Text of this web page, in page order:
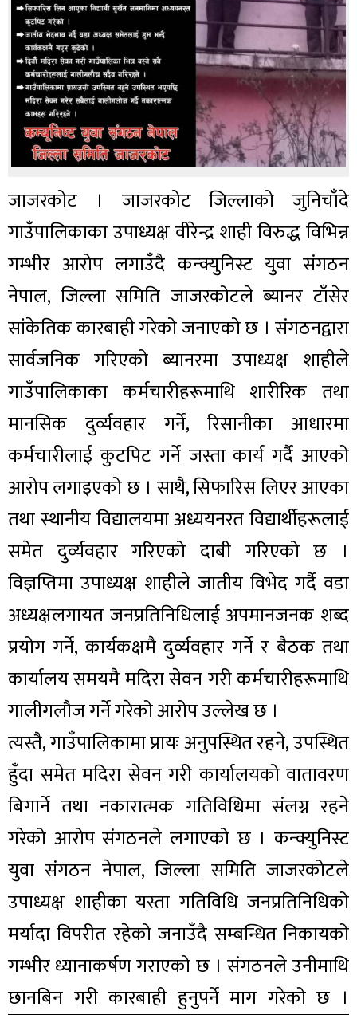
जाजरकोट । जाजरकोट जिल्लाको जुनिचाँदे
गाउँपालिकाका उपाध्यक्ष वीरेन्द्र शाही विरुद्ध विभिन्न
गम्भीर आरोप लगाउँदै कन्क्युनिस्ट युवा संगठन
नेपाल, जिल्ला समिति जाजरकोटले ब्यानर टाँसेर
सांकेतिक कारबाही गरेको जनाएको छ । संगठनद्वारा
सार्वजनिक गरिएको ब्यानरमा उपाध्यक्ष शाहीले
गाउँपालिकाका कर्मचारीहरूमाथि शारीरिक तथा
मानसिक दुर्व्यवहार गर्ने, रिसानीका आधारमा
कर्मचारीलाई कुटपिट गर्ने जस्ता कार्य गर्दै आएको
आरोप लगाइएको छ । साथै, सिफारिस लिएर आएका
तथा स्थानीय विद्यालयमा अध्ययनरत विद्यार्थीहरूलाई
समेत दुर्व्यवहार गरिएको दाबी गरिएको छ ।
विज्ञप्तिमा उपाध्यक्ष शाहीले जातीय विभेद गर्दै वडा
अध्यक्षलगायत जनप्रतिनिधिलाई अपमानजनक शब्द
प्रयोग गर्ने, कार्यकक्षमै दुर्व्यवहार गर्ने र बैठक तथा
कार्यालय समयमै मदिरा सेवन गरी कर्मचारीहरूमाथि
गालीगलौज गर्ने गरेको आरोप उल्लेख छ ।
त्यस्तै, गाउँपालिकामा प्रायः अनुपस्थित रहने, उपस्थित
हुँदा समेत मदिरा सेवन गरी कार्यालयको वातावरण
बिगार्ने तथा नकारात्मक गतिविधिमा संलग्न रहने
गरेको आरोप संगठनले लगाएको छ । कन्क्युनिस्ट
युवा संगठन नेपाल, जिल्ला समिति जाजरकोटले
उपाध्यक्ष शाहीका यस्ता गतिविधि जनप्रतिनिधिको
मर्यादा विपरीत रहेको जनाउँदै सम्बन्धित निकायको
गम्भीर ध्यानाकर्षण गराएको छ । संगठनले उनीमाथि
छानबिन गरी कारबाही हुनुपर्ने माग गरेको छ ।